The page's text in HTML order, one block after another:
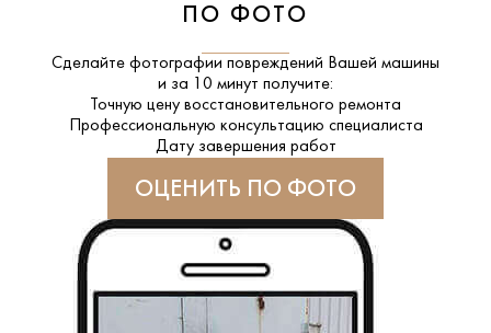
ПО ФОТО
Сделайте фотографии повреждений Вашей машины
и за
10 минут получите:
Точную цену восстановительного ремонта
Профессиональную консультацию специалиста
Дату завершения работ
ОЦЕНИТЬ ПО ФОТО